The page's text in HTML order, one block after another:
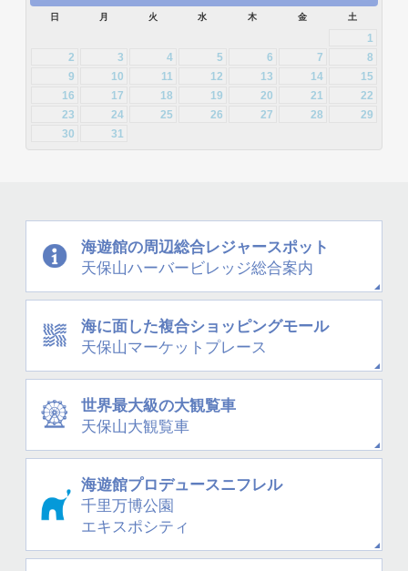
2013年2月 [26] 2013年1月 [31]
2012年8月 [12] 2012年7月 [1]
日 月 火 水 木 金 土
1
2
3 4 5 6 7
8
9
10 11 12 13 14
15
16
17 18 19 20 21
22
23
24 25 26 27 28
29
30
31
海遊館の周辺総合レジャースポット
天保山ハーバービレッジ総合案内
海に面した複合ショッピングモール
天保山マーケットプレース
世界最大級の大観覧車
天保山大観覧車
海遊館プロデュースニフレル
千里万博公園
エキスポシティ